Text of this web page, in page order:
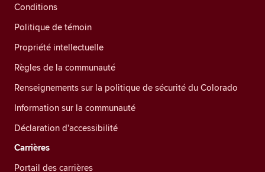
Conditions
Politique de témoin
Propriété intellectuelle
Règles de la communauté
Renseignements sur la politique de sécurité du Colorado
Information sur la communauté
Déclaration d'accessibilité
Carrières
Portail des carrières